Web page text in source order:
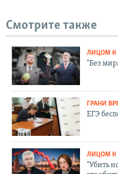
Смотрите также
ЛИЦОМ К
"Без
ГРАНИ
ЕГЭ
ЛИЦОМ К
"Убить